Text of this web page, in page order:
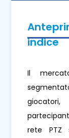
indice
Il
rete PTZ